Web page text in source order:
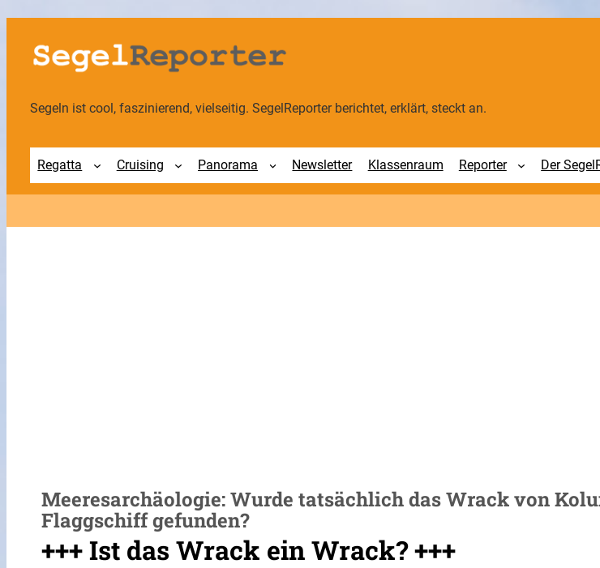
Zum
Inhalt
springen
Segeln ist cool, faszinierend, vielseitig. SegelReporter berichtet, erklärt, steckt an.
Regatta Cruising Panorama Newsletter Klassenraum Reporter Der
Meeresarchäologie: Wurde tatsächlich das Wrack von
Flaggschiff gefunden?
+++ Ist das Wrack ein Wrack? +++